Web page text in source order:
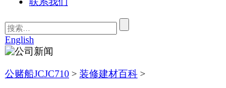
English
公赌船JCJC710 > 装修建材百科 >